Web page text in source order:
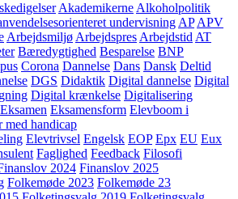
Akademikerne Alkoholpolitik
undervisning AP APV
Arbejdsmiljø Arbejdspres Arbejdstid AT
Bæredygtighed Besparelse BNP
Corona Dannelse Dans Dansk Deltid
DGS Didaktik Digital dannelse Digital
Digital krænkelse Digitalisering
Eksamen Eksamensform Elevboom i
med handicap
Elevtrivsel Engelsk EOP Epx EU Eux
Faglighed Feedback Filosofi
2024 Finanslov 2025
Folkemøde 2023 Folkemøde 23